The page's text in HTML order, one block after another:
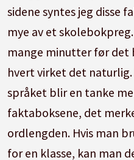
sidene syntes jeg disse
mye av et
mange minutter før det
hvert virket det
språket blir en tanke
faktaboksene, det
ordlengden. Hvis man
for en klasse, kan man